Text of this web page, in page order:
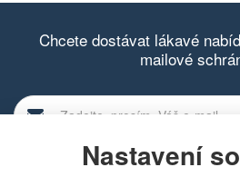
Nastavení
Chcete dostávat lákavé
mailové
Zobrazit aktuální